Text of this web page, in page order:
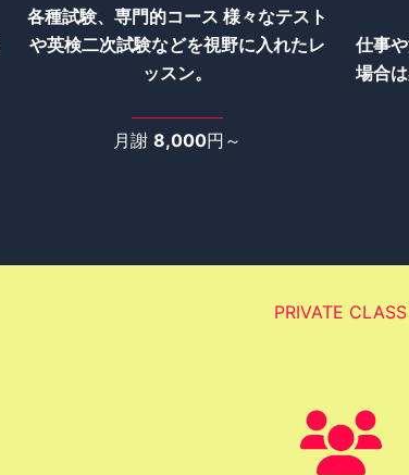
各種試験、専門的コース 様々なテスト
や英検二次試験などを視野に入れたレ
ッスン。
月謝 8,000円～
仕事
場合
PRIVATE CLASS